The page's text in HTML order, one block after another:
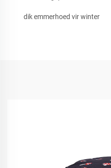
dik emmerhoed vir winter